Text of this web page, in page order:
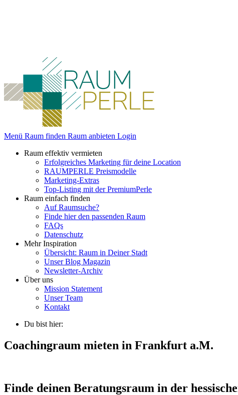
Menü Raum finden Raum anbieten Login
Raum effektiv vermieten
Erfolgreiches Marketing für deine Location
RAUMPERLE Preismodelle
Marketing-Extras
Top-Listing mit der PremiumPerle
Raum einfach finden
Auf Raumsuche?
Finde hier den passenden Raum
FAQs
Datenschutz
Mehr Inspiration
Übersicht: Raum in Deiner Stadt
Unser Blog Magazin
Newsletter-Archiv
Über uns
Mission Statement
Unser Team
Kontakt
Du bist hier:
Coachingraum mieten in Frankfurt a.M.
Finde deinen Beratungsraum in der